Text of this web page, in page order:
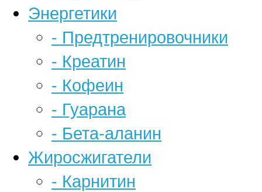
Энергетики
- Предтренировочники
- Креатин
- Кофеин
- Гуарана
- Бета-аланин
Жиросжигатели
- Карнитин